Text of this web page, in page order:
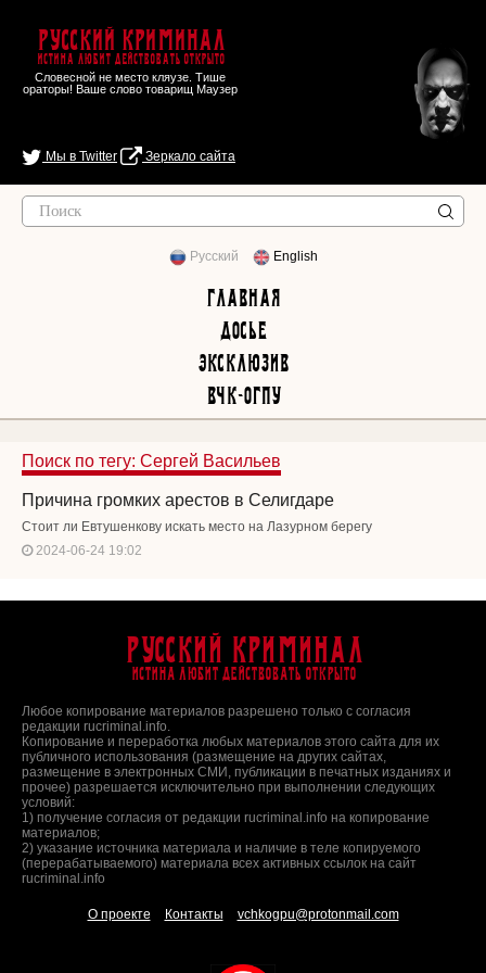
Русский Криминал
Истина любит действовать открыто
Словесной не место кляузе. Тише
ораторы! Ваше слово товарищ Маузер
Мы в Twitter Зеркало сайта
Русский English
Главная
Досье
Эксклюзив
ВЧК-ОГПУ
Поиск по тегу: Сергей Васильев
Причина громких арестов в Селигдаре
Стоит ли Евтушенкову искать место на Лазурном берегу
2024-06-24 19:02
Русский Криминал
Истина любит действовать открыто
Любое копирование материалов разрешено только с согласия
редакции rucriminal.info.
Копирование и переработка любых материалов этого сайта для их
публичного использования (размещение на других сайтах,
размещение в электронных СМИ, публикации в печатных изданиях и
прочее) разрешается исключительно при выполнении следующих
условий:
1) получение согласия от редакции rucriminal.info на копирование
материалов;
2) указание источника материала и наличие в теле копируемого
(перерабатываемого) материала всех активных ссылок на сайт
rucriminal.info
О проекте Контакты vchkogpu@protonmail.com